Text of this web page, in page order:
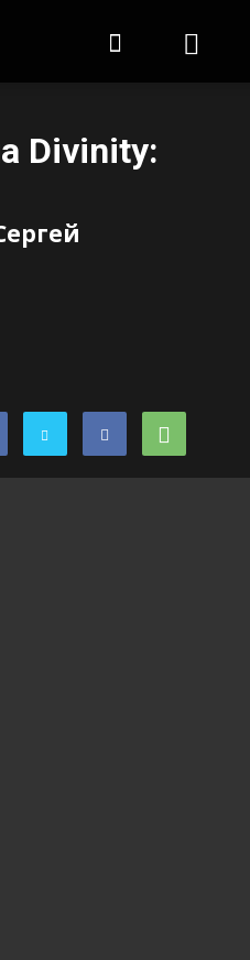
Divinity: